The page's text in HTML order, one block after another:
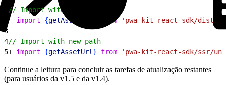
// Import with old path
- import {getAssetUrl from 'pwa-kit-react-sdk/dist/
3
4// Import with new path
5+ import {getAssetUrl } from 'pwa-kit-react-sdk/ssr/
Continue a leitura para concluir as tarefas de atualização restantes
(para usuários da v1.5 e da v1.4).